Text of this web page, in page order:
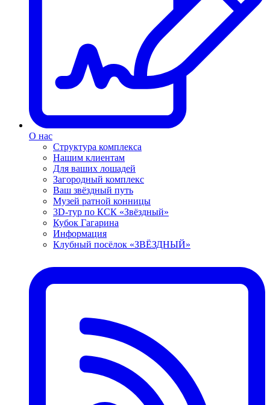
О нас
Структура комплекса
Нашим клиентам
Для ваших лошадей
Загородный комплекс
Ваш звёздный путь
Музей ратной конницы
3D-тур по КСК «Звёздный»
Кубок Гагарина
Информация
Клубный посёлок «ЗВЁЗДНЫЙ»